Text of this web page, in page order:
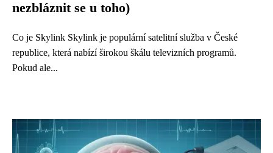
nezbláznit se u toho)
Co je Skylink Skylink je populární satelitní služba v České
republice, která nabízí širokou škálu televizních programů.
Pokud ale...